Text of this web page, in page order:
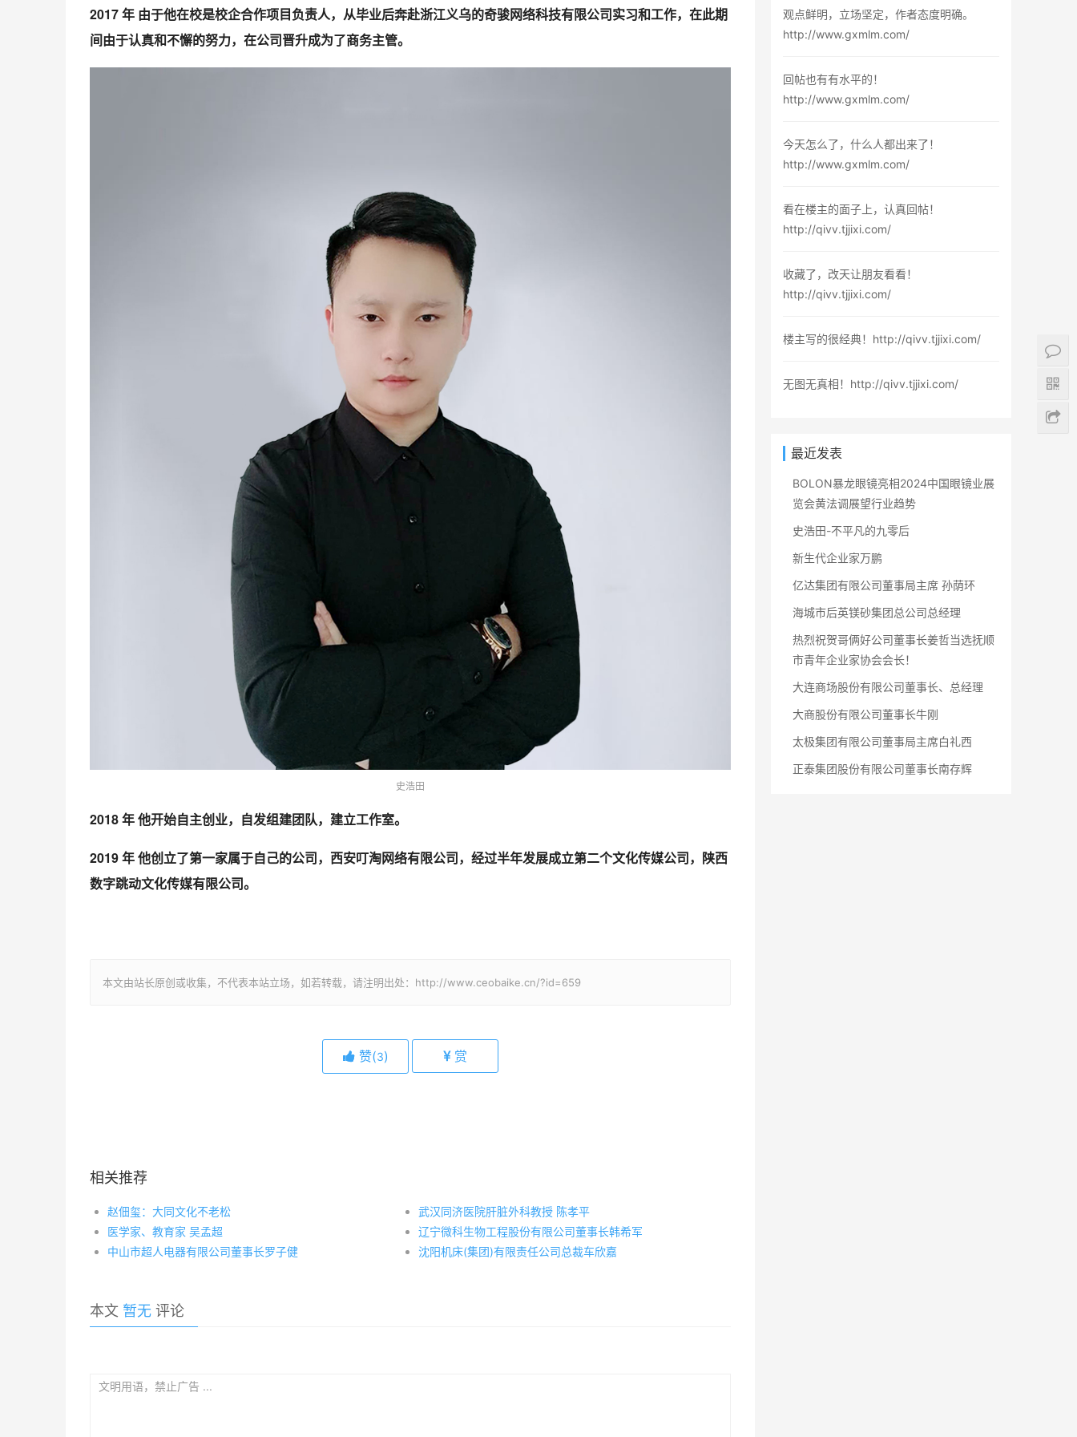
观点鲜明，立场坚定，作者态度明确。
http://www.gxmlm.com/
回帖也有有水平的！
http://www.gxmlm.com/
今天怎么了，什么人都出来了！
http://www.gxmlm.com/
看在楼主的面子上，认真回帖！
http://qivv.tjjixi.com/
收藏了，改天让朋友看看！
http://qivv.tjjixi.com/
楼主写的很经典！http://qivv.tjjixi.com/
无图无真相！http://qivv.tjjixi.com/
最近发表
BOLON暴龙眼镜亮相2024中国眼镜业展
览会黄法调展望行业趋势
史浩田-不平凡的九零后
新生代企业家万鹏
亿达集团有限公司董事局主席 孙荫环
海城市后英镁砂集团总公司总经理
热烈祝贺哥俩好公司董事长姜哲当选抚顺
市青年企业家协会会长！
大连商场股份有限公司董事长、总经理
大商股份有限公司董事长牛刚
太极集团有限公司董事局主席白礼西
正泰集团股份有限公司董事长南存辉
2017 年 由于他在校是校企合作项目负责人，从毕业后奔赴浙江义乌的奇骏网络科技有限公司实习和工作，在此期
间由于认真和不懈的努力，在公司晋升成为了商务主管。
史浩田
2018 年 他开始自主创业，自发组建团队，建立工作室。
2019 年 他创立了第一家属于自己的公司，西安叮淘网络有限公司，经过半年发展成立第二个文化传媒公司，陕西
数字跳动文化传媒有限公司。
本文由站长原创或收集，不代表本站立场，如若转载，请注明出处：http://www.ceobaike.cn/?id=659
赞(3) 赏
相关推荐
赵佃玺：大同文化不老松
武汉同济医院肝脏外科教授 陈孝平
医学家、教育家 吴孟超
辽宁微科生物工程股份有限公司董事长韩希军
中山市超人电器有限公司董事长罗子健
沈阳机床(集团)有限责任公司总裁车欣嘉
本文 暂无 评论